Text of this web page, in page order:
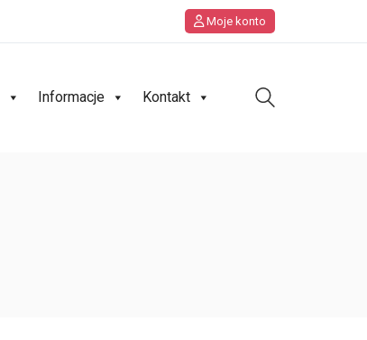
Moje konto
Informacje Kontakt